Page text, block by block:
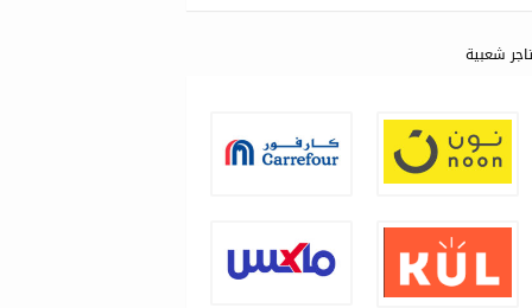
شعبية